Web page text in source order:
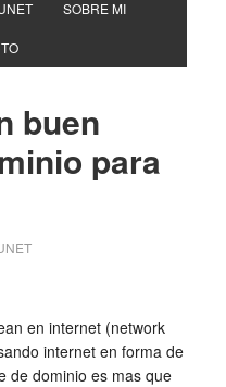
SOBRE MI
buen
para
en internet (network
internet en forma de
de dominio es mas que